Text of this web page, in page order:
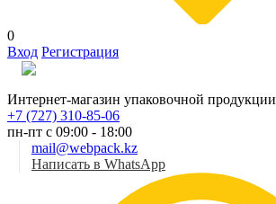
0
Вход Регистрация
Интернет-магазин упаковочной продукции
+7 (727) 310-85-06
пн-пт с 09:00 - 18:00
mail@webpack.kz
Написать в WhatsApp